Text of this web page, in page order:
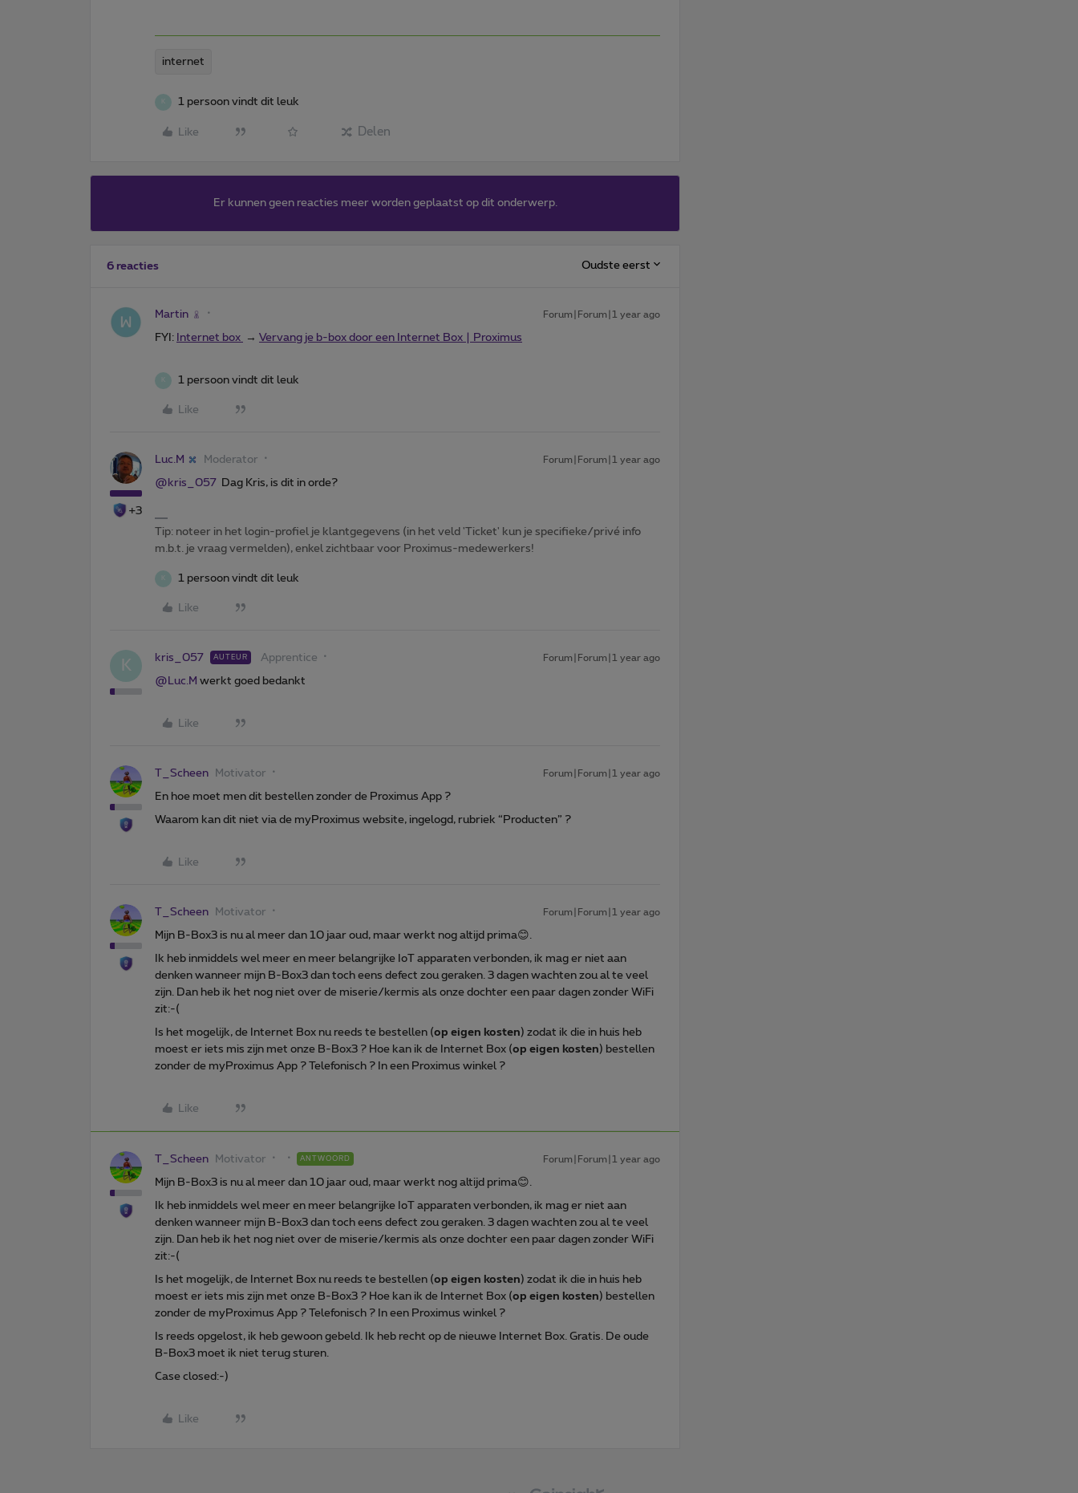
internet
K 1 persoon vindt dit leuk
Like Delen
Er kunnen geen reacties meer worden geplaatst op dit onderwerp.
6 reacties Oudste eerst
Martin Forum|Forum|1 year ago
FYI: Internet box → Vervang je b-box door een Internet Box | Proximus
K 1 persoon vindt dit leuk
Like
+3
Luc.M Moderator Forum|Forum|1 year ago
@kris_057 Dag Kris, is dit in orde?
Tip: noteer in het login-profiel je klantgegevens (in het veld 'Ticket' kun je specifieke/privé info
m.b.t. je vraag vermelden), enkel zichtbaar voor Proximus-medewerkers!
K 1 persoon vindt dit leuk
Like
K kris_057 AUTEUR Apprentice Forum|Forum|1 year ago
@Luc.M werkt goed bedankt
Like
T_Scheen Motivator Forum|Forum|1 year ago
En hoe moet men dit bestellen zonder de Proximus App ?
Waarom kan dit niet via de myProximus website, ingelogd, rubriek “Producten” ?
Like
T_Scheen Motivator Forum|Forum|1 year ago
Mijn B-Box3 is nu al meer dan 10 jaar oud, maar werkt nog altijd prima😊.
Ik heb inmiddels wel meer en meer belangrijke IoT apparaten verbonden, ik mag er niet aan
denken wanneer mijn B-Box3 dan toch eens defect zou geraken. 3 dagen wachten zou al te veel
zijn. Dan heb ik het nog niet over de miserie/kermis als onze dochter een paar dagen zonder WiFi
zit:-(
Is het mogelijk, de Internet Box nu reeds te bestellen (op eigen kosten) zodat ik die in huis heb
moest er iets mis zijn met onze B-Box3 ? Hoe kan ik de Internet Box (op eigen kosten) bestellen
zonder de myProximus App ? Telefonisch ? In een Proximus winkel ?
Like
T_Scheen Motivator ANTWOORD Forum|Forum|1 year ago
Mijn B-Box3 is nu al meer dan 10 jaar oud, maar werkt nog altijd prima😊.
Ik heb inmiddels wel meer en meer belangrijke IoT apparaten verbonden, ik mag er niet aan
denken wanneer mijn B-Box3 dan toch eens defect zou geraken. 3 dagen wachten zou al te veel
zijn. Dan heb ik het nog niet over de miserie/kermis als onze dochter een paar dagen zonder WiFi
zit:-(
Is het mogelijk, de Internet Box nu reeds te bestellen (op eigen kosten) zodat ik die in huis heb
moest er iets mis zijn met onze B-Box3 ? Hoe kan ik de Internet Box (op eigen kosten) bestellen
zonder de myProximus App ? Telefonisch ? In een Proximus winkel ?
Is reeds opgelost, ik heb gewoon gebeld. Ik heb recht op de nieuwe Internet Box. Gratis. De oude
B-Box3 moet ik niet terug sturen.
Case closed:-)
Like